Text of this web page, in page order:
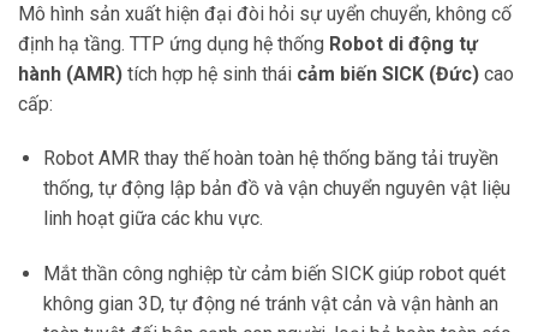
Mô hình sản xuất hiện đại đòi hỏi sự uyển chuyển, không cố
định hạ tầng. TTP ứng dụng hệ thống Robot di động tự
hành (AMR) tích hợp hệ sinh thái cảm biến SICK (Đức) cao
cấp:
Robot AMR thay thế hoàn toàn hệ thống băng tải truyền
thống, tự động lập bản đồ và vận chuyển nguyên vật liệu
linh hoạt giữa các khu vực.
Mắt thần công nghiệp từ cảm biến SICK giúp robot quét
không gian 3D, tự động né tránh vật cản và vận hành an